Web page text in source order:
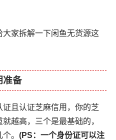
家拆解一下闲鱼无货源这
准备
且认证芝麻信用，你的芝
越高，三个是最基础的，
个。(PS：一个身份证可以注